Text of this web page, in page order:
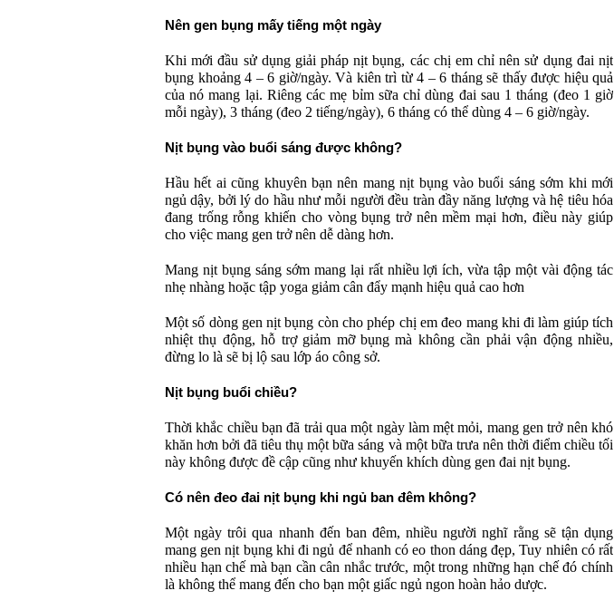
Nên gen bụng mấy tiếng một ngày
Khi mới đầu sử dụng giải pháp nịt bụng, các chị em chỉ nên sử dụng đai nịt
bụng khoảng 4 – 6 giờ/ngày. Và kiên trì từ 4 – 6 tháng sẽ thấy được hiệu quả
của nó mang lại. Riêng các mẹ bỉm sữa chỉ dùng đai sau 1 tháng (đeo 1 giờ
mỗi ngày), 3 tháng (đeo 2 tiếng/ngày), 6 tháng có thể dùng 4 – 6 giờ/ngày.
Nịt bụng vào buổi sáng được không?
Hầu hết ai cũng khuyên bạn nên mang nịt bụng vào buổi sáng sớm khi mới
ngủ dậy, bởi lý do hầu như mỗi người đều tràn đầy năng lượng và hệ tiêu hóa
đang trống rỗng khiến cho vòng bụng trở nên mềm mại hơn, điều này giúp
cho việc mang gen trở nên dễ dàng hơn.
Mang nịt bụng sáng sớm mang lại rất nhiều lợi ích, vừa tập một vài động tác
nhẹ nhàng hoặc tập yoga giảm cân đẩy mạnh hiệu quả cao hơn
Một số dòng gen nịt bụng còn cho phép chị em đeo mang khi đi làm giúp tích
nhiệt thụ động, hỗ trợ giảm mỡ bụng mà không cần phải vận động nhiều,
đừng lo là sẽ bị lộ sau lớp áo công sở.
Nịt bụng buổi chiều?
Thời khắc chiều bạn đã trải qua một ngày làm mệt mỏi, mang gen trở nên khó
khăn hơn bởi đã tiêu thụ một bữa sáng và một bữa trưa nên thời điểm chiều tối
này không được đề cập cũng như khuyến khích dùng gen đai nịt bụng.
Có nên đeo đai nịt bụng khi ngủ ban đêm không?
Một ngày trôi qua nhanh đến ban đêm, nhiều người nghĩ rằng sẽ tận dụng
mang gen nịt bụng khi đi ngủ để nhanh có eo thon dáng đẹp, Tuy nhiên có rất
nhiều hạn chế mà bạn cần cân nhắc trước, một trong những hạn chế đó chính
là không thể mang đến cho bạn một giấc ngủ ngon hoàn hảo dược.